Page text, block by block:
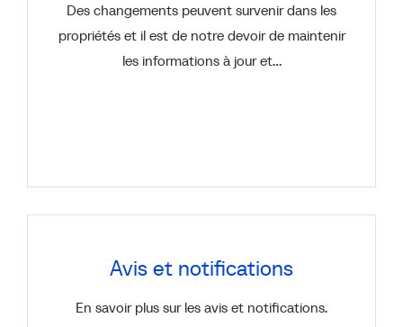
Des changements peuvent survenir dans les
propriétés et il est de notre devoir de maintenir
les informations à jour et…
Avis et notifications
En savoir plus sur les avis et notifications.